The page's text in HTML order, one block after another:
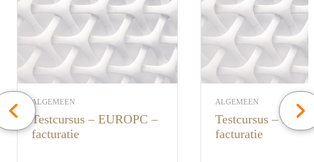
ALGEMEEN
testcursus – EUROPC –
facturatie
ALGEMEEN
testcursus – DEXP –
facturatie